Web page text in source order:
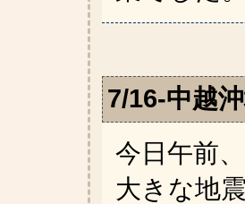
7/16-中越
今日午前
大きな地